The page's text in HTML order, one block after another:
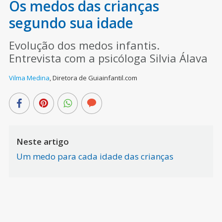
Os medos das crianças
segundo sua idade
Evolução dos medos infantis.
Entrevista com a psicóloga Silvia Álava
Vilma Medina,Diretora de Guiainfantil.com
Neste artigo
Um medo para cada idade das crianças